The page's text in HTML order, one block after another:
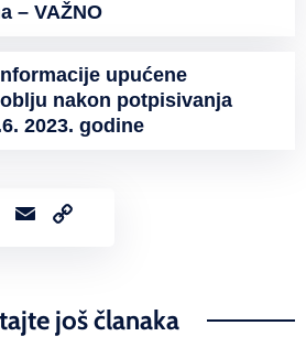
– VAŽNO
upućene
nakon potpisivanja
2023. godine
Viber Email
još članaka